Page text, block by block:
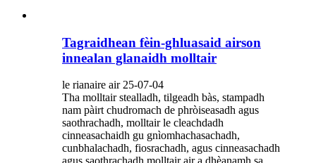
Tagraidhean fèin-ghluasaid airson
innealan glanaidh molltair
le rianaire air 25-07-04
Tha molltair stealladh, tilgeadh bàs, stampadh
nam pàirt chudromach de phròiseasadh agus
saothrachadh, molltair le cleachdadh
cinneasachaidh gu gnìomhachasachadh,
cunbhalachadh, fiosrachadh, agus cinneasachadh